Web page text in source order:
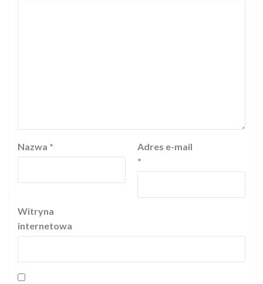
Nazwa *
Adres e-mail
*
Witryna
internetowa